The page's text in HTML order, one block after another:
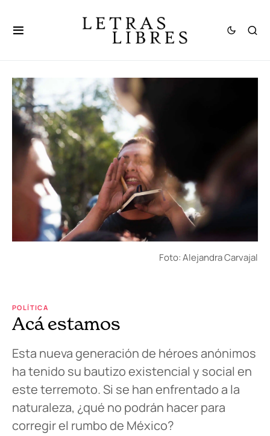
Foto: Alejandra Carvajal
POLÍTICA
Acá estamos
Esta nueva generación de héroes anónimos
ha tenido su bautizo existencial y social en
este terremoto. Si se han enfrentado a la
naturaleza, ¿qué no podrán hacer para
corregir el rumbo de México?